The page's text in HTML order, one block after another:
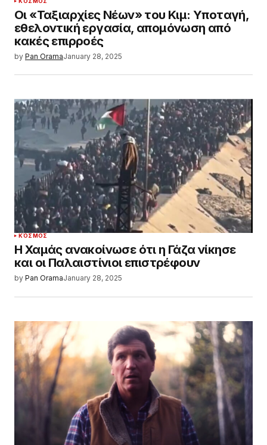
Οι «Ταξιαρχίες Νέων» του Κιμ: Υποταγή,
εθελοντική εργασία, απομόνωση από
κακές επιρροές
by Pan OramaJanuary 28, 2025
ΚΌΣΜΟΣ
Η Χαμάς ανακοίνωσε ότι η Γάζα νίκησε
και οι Παλαιστίνιοι επιστρέφουν
by Pan OramaJanuary 28, 2025